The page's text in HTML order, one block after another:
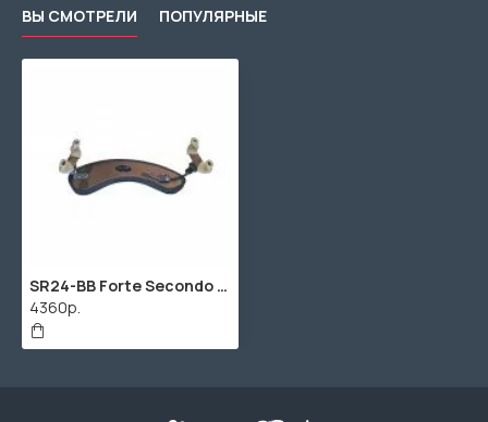
ВЫ СМОТРЕЛИ ПОПУЛЯРНЫЕ
SR24-BB Forte Secondo Мостик для скрипки размером 1/2-1/4, бронзовый, Wolf
4360р.